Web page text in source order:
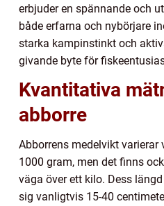
erbjuder en spännande och
både erfarna och nybörjare
starka kampinstinkt och
givande byte för
Kvantitativa
abborre
Abborrens medelvikt
1000 gram, men det finns
väga över ett kilo. Dess
sig vanligtvis 15-40